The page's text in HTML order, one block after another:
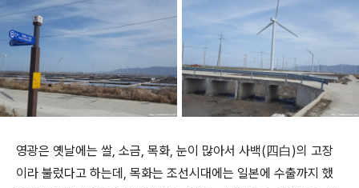
영광은 옛날에는 쌀, 소금, 목화, 눈이 많아서 사백(四白)의 고장
이라 불렀다고 하는데, 목화는 조선시대에는 일본에 수출까지 했